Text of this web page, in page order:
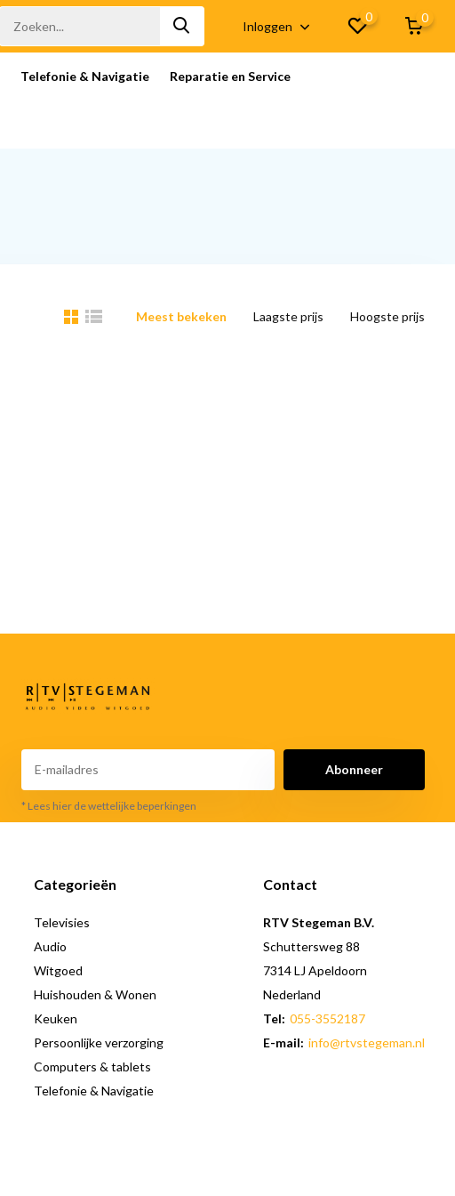
Inloggen
0 0
Telefonie & Navigatie Reparatie en Service
Meest bekeken Laagste prijs Hoogste prijs
Abonneer
* Lees hier de wettelijke beperkingen
Categorieën
Televisies
Audio
Witgoed
Huishouden & Wonen
Keuken
Persoonlijke verzorging
Computers & tablets
Telefonie & Navigatie
Contact
RTV Stegeman B.V.
Schuttersweg 88
7314 LJ Apeldoorn
Nederland
Tel: 055-3552187
E-mail: info@rtvstegeman.nl